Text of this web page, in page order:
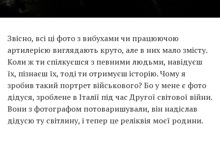
Звісно, всі ці фото з вибухами чи працюючою
артилерією виглядають круто, але в них мало змісту.
Коли ж ти спілкуєшся з певними людьми, навідуєш
їх, пізнаєш їх, тоді ти отримуєш історію. Чому я
зробив такий портрет військового? Бо у мене є фото
дідуся, зроблене в Італії під час Другої світової війни.
Вони з фотографом потоваришували, він надіслав
дідусю ту світлину, і тепер це реліквія моєї родини.